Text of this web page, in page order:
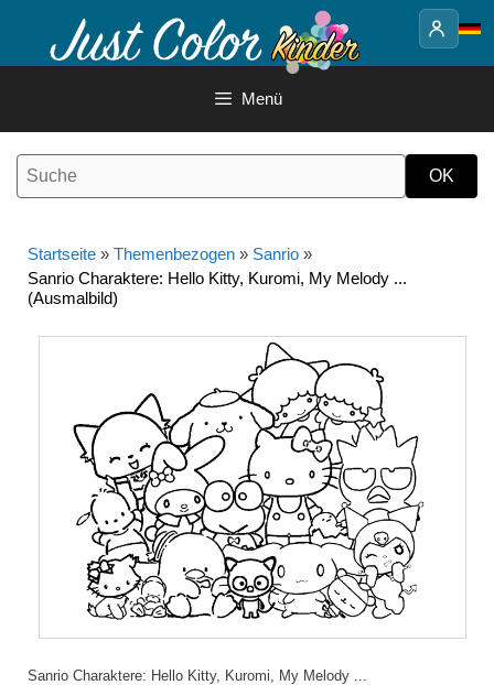
Inhalt
Menü
Startseite » Themenbezogen » Sanrio »
Sanrio Charaktere: Hello Kitty, Kuromi, My Melody ...
(Ausmalbild)
Sanrio Charaktere: Hello Kitty, Kuromi, My Melody ...